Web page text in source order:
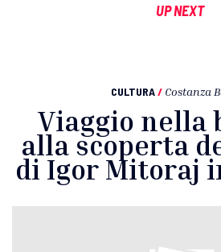
UP NEXT
CULTURA / Costanza
Viaggio nella
alla scoperta
di Igor Mitoraj